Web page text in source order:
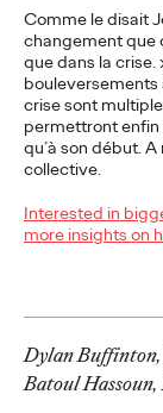
Comme le disait
changement que
que dans la crise.
crise sont
permettront enfin
qu’à son début.
collective.
Interested in
more insights on
Dylan Buffinton,
Batoul
Grimbergen, the
Kronenbourg
for tenders to
More→
new